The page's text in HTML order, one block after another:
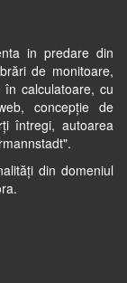
in predare din
de monitoare,
calculatoare, cu
concepție de
întregi, autoarea
din domeniul